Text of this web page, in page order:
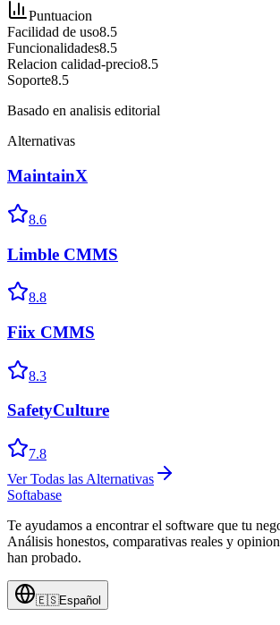
Puntuacion
Facilidad de uso8.5
Funcionalidades8.5
Relacion calidad-precio8.5
Soporte8.5
Basado en analisis editorial
Alternativas
MaintainX
8.6
Limble CMMS
8.8
Fiix CMMS
8.3
SafetyCulture
7.8
Ver Todas las Alternativas
Softabase
Te ayudamos a encontrar el software que tu
Análisis honestos, comparativas reales y
han probado.
🇪🇸Español